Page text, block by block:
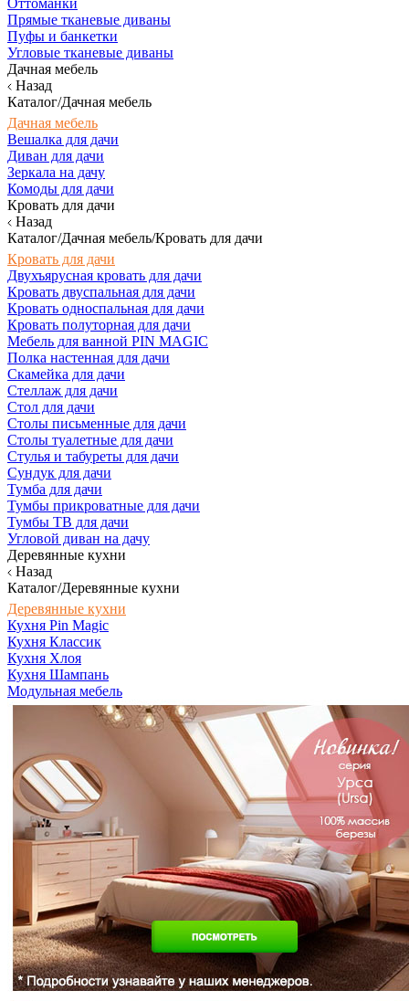
Оттоманки
Прямые тканевые диваны
Пуфы и банкетки
Угловые тканевые диваны
Дачная мебель
Назад
Каталог/Дачная мебель
Дачная мебель
Вешалка для дачи
Диван для дачи
Зеркала на дачу
Комоды для дачи
Кровать для дачи
Назад
Каталог/Дачная мебель/Кровать для дачи
Кровать для дачи
Двухъярусная кровать для дачи
Кровать двуспальная для дачи
Кровать односпальная для дачи
Кровать полуторная для дачи
Мебель для ванной PIN MAGIC
Полка настенная для дачи
Скамейка для дачи
Стеллаж для дачи
Стол для дачи
Столы письменные для дачи
Столы туалетные для дачи
Стулья и табуреты для дачи
Сундук для дачи
Тумба для дачи
Тумбы прикроватные для дачи
Тумбы ТВ для дачи
Угловой диван на дачу
Деревянные кухни
Назад
Каталог/Деревянные кухни
Деревянные кухни
Кухня Pin Magic
Кухня Классик
Кухня Хлоя
Кухня Шампань
Модульная мебель